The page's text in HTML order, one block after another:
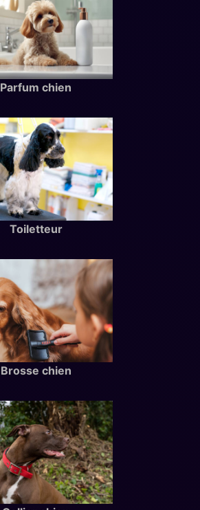
Parfum chien
Toiletteur
Brosse chien